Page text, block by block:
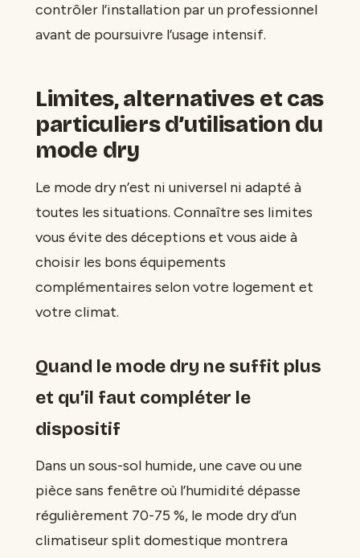
contrôler l’installation par un professionnel
avant de poursuivre l’usage intensif.
Limites, alternatives et cas
particuliers d’utilisation du
mode dry
Le mode dry n’est ni universel ni adapté à
toutes les situations. Connaître ses limites
vous évite des déceptions et vous aide à
choisir les bons équipements
complémentaires selon votre logement et
votre climat.
Quand le mode dry ne suffit plus
et qu’il faut compléter le
dispositif
Dans un sous-sol humide, une cave ou une
pièce sans fenêtre où l’humidité dépasse
régulièrement 70-75 %, le mode dry d’un
climatiseur split domestique montrera